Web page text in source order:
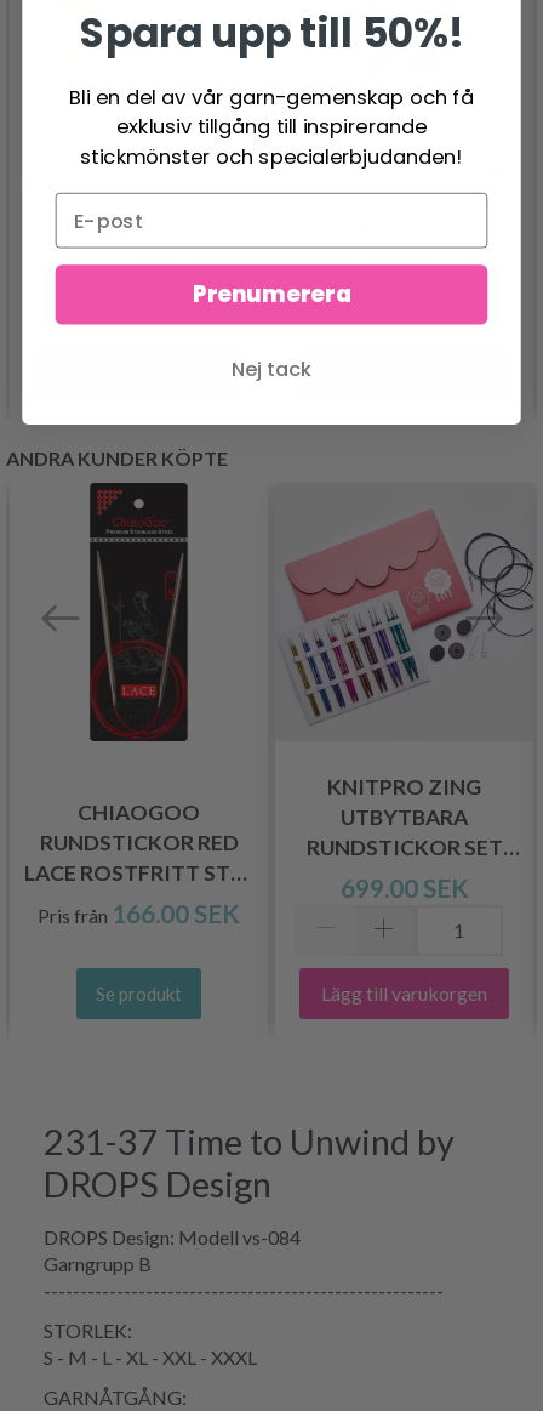
DROPS DESIGN
292.00 SEK
222-41 RENAISSANCE
MEMORIES BY DROPS
240.00 SEK
ANDRA KUNDER KÖPTE
CHIAOGOO
RUNDSTICKOR RED
LACE ROSTFRITT STÅL
(40–150 CM)
Pris från 166.00 SEK
Se produkt
KNITPRO ZING
UTBYTBARA
RUNDSTICKOR SET
DELUXE
699.00 SEK
Lägg till varukorgen
231-37 Time to Unwind by
DROPS Design
DROPS Design: Modell vs-084
Garngrupp B
-------------------------------------------------------
STORLEK:
S - M - L - XL - XXL - XXXL
GARNÅTGÅNG:
Spara upp till 50%!
Bli en del av vår garn-gemenskap och få
exklusiv tillgång till inspirerande
stickmönster och specialerbjudanden!
Prenumerera
Nej tack